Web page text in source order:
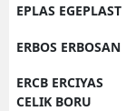
EPLAS EGEPLAST
ERBOS ERBOSAN
ERCB ERCIYAS
CELIK BORU